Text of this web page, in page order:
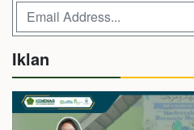
Iklan